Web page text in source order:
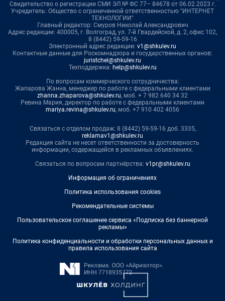
Свидетельство о регистрации СМИ ЭЛ № ФС 77– 84678 от 06.02.2023 г.
Учредитель: Общество с ограниченной ответственностью "ИНТЕРНЕТ
ТЕХНОЛОГИИ"
Главный редактор: Смуров Николай Александрович
Адрес редакции: 400005, г. Волгоград, ул. 7-й Гвардейской, д. 2, офис 102,
8 (8442) 59-59-16
Электронный адрес редакции: v1@shkulev.ru
Контактные данные для Роскомнадзора и государственных органов:
juristchel@shkulev.ru
Техподдержка: help@shkulev.ru
По вопросам коммерческого сотрудничества:
Жапарова Жанна, менеджер по работе с федеральными клиентами
zhanna.zhaparova@shkulev.ru, моб. + 7 982 640 34 32
Ревина Мария, директор по работе с федеральными клиентами
mariya.revina@shkulev.ru, моб. +7 910 402 4056
Связаться с отделом продаж: 8 (8442) 59-59-16 доб. 3335,
reklamav1@shkulev.ru
Редакция сайта не несет ответственности за достоверность
информации, содержащейся в рекламных объявлениях.
Связаться по вопросам партнёрства: v1pr@shkulev.ru
Информация об ограничениях
Политика использования cookies
Рекомендательные системы
Пользовательское соглашение сервиса «Подписка без баннерной
рекламы»
Политика конфиденциальности и обработки персональных данных и
правила использования сайта